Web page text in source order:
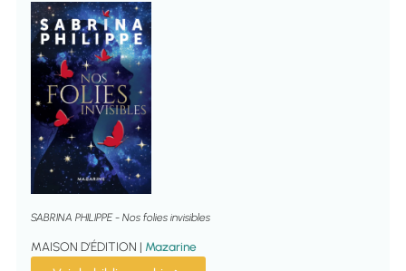
SABRINA PHILIPPE - Nos folies invisibles
MAISON D’ÉDITION | Mazarine